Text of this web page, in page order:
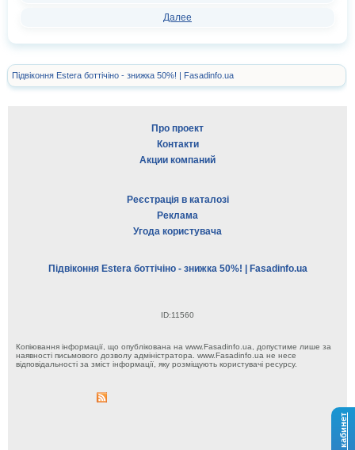
Далее
Підвіконня Estera боттічіно - знижка 50%! | Fasadinfo.ua
Про проект
Контакти
Акции компаний
Реєстрація в каталозі
Реклама
Угода користувача
Підвіконня Estera боттічіно - знижка 50%! | Fasadinfo.ua
ID:11560
Копіювання інформації, що опублікована на www.Fasadinfo.ua, допустиме лише за
наявності письмового дозволу адміністратора. www.Fasadinfo.ua не несе
відповідальності за зміст інформації, яку розміщують користувачі ресурсу.